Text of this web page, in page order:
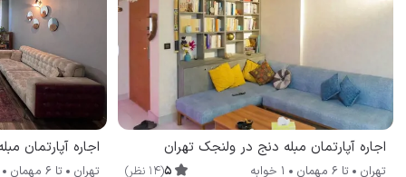
اجاره آپارتمان مبله دنج در ولنجک تهران
تهران تا 6 مهمان 1 خوابه 5
(
14 نظر) تهران تا 6 مهمان